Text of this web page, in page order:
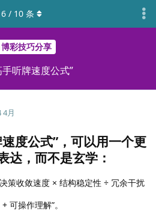
博彩技巧分享
手听牌速度公式”
6 / 10 条
4月
度公式”，可以用一个更
达，而不是玄学：
策收敛速度 × 结构稳定性 ÷ 冗余干扰
可操作理解”。